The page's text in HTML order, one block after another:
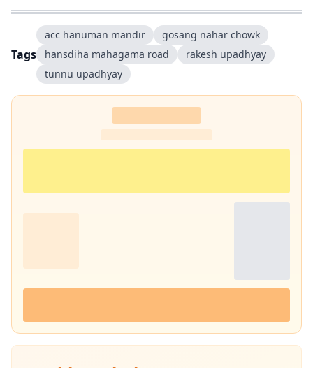
Tags
acc hanuman mandir
gosang nahar chowk
hansdiha mahagama road
rakesh upadhyay
tunnu upadhyay